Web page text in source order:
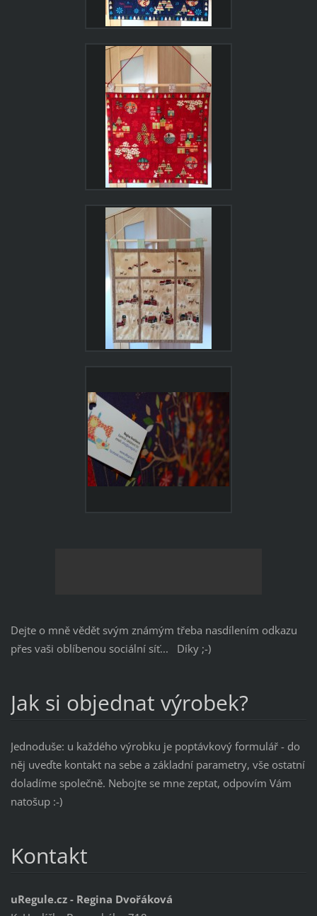
Dejte o mně vědět svým známým třeba nasdílením odkazu
přes vaši oblíbenou sociální síť... Díky ;-)
Jak si objednat výrobek?
Jednoduše: u každého výrobku je poptávkový formulář - do
něj uveďte kontakt na sebe a základní parametry, vše ostatní
doladíme společně. Nebojte se mne zeptat, odpovím Vám
natošup :-)
Kontakt
uRegule.cz - Regina Dvořáková